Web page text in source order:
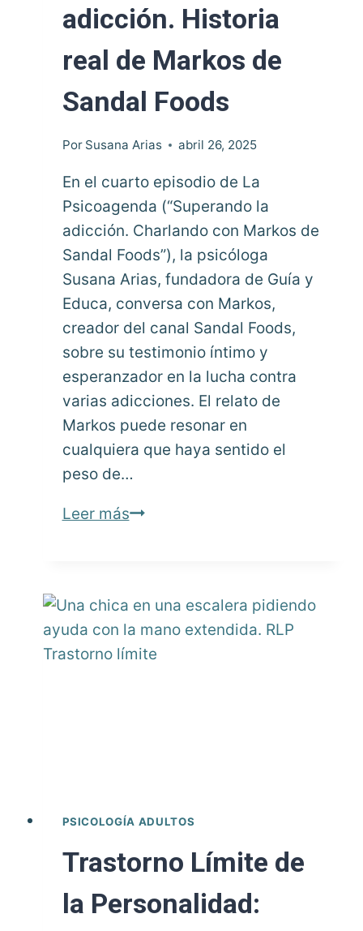
adicción. Historia
real de Markos de
Sandal Foods
Por Susana Arias abril 26, 2025
En el cuarto episodio de La
Psicoagenda (“Superando la
adicción. Charlando con Markos de
Sandal Foods”), la psicóloga
Susana Arias, fundadora de Guía y
Educa​, conversa con Markos,
creador del canal Sandal Foods,
sobre su testimonio íntimo y
esperanzador en la lucha contra
varias adicciones. El relato de
Markos puede resonar en
cualquiera que haya sentido el
peso de…
Leer másSuperando
real
de
Markos
PSICOLOGÍA ADULTOS
Trastorno Límite de
la Personalidad: